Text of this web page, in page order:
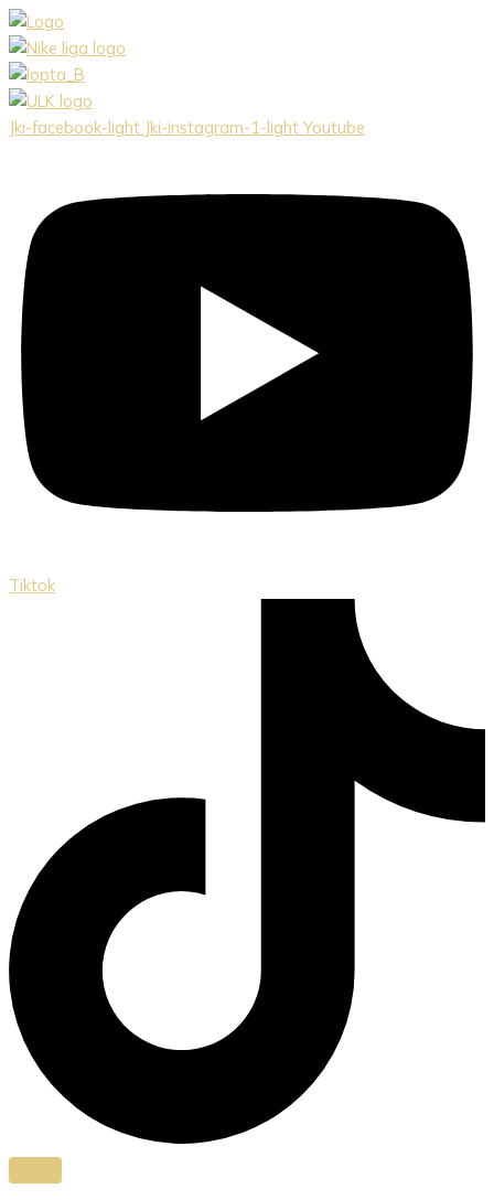
Preskočiť
na
obsah
Jki-facebook-light Jki-instagram-1-light Youtube
Tiktok